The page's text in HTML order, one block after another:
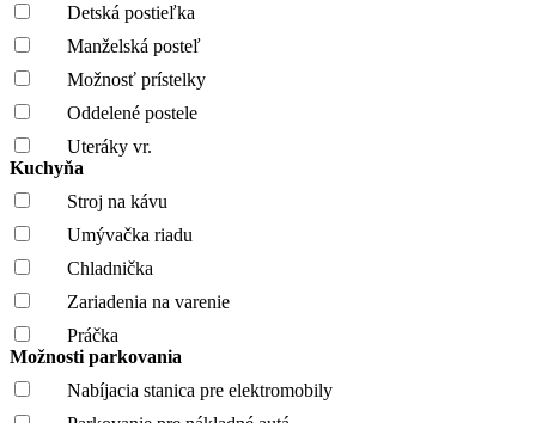
Detská postieľka
Manželská posteľ
Možnosť prístelky
Oddelené postele
Uteráky vr.
Kuchyňa
Stroj na kávu
Umývačka riadu
Chladnička
Zariadenia na varenie
Práčka
Možnosti parkovania
Nabíjacia stanica pre elektromobily